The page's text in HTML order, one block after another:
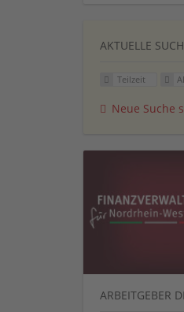
AKTUELLE
Teilzeit
Neue Suche
ARBEITGEBER